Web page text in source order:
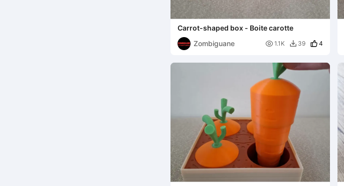
Carrot-shaped box - Boite carotte
Zombiguane
 1.1K  39 4